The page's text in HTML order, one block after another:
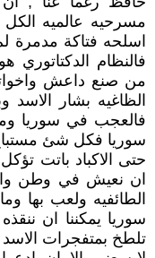
مسرحيه عالميه
اسلحه فتاكة
فالنظام
من صنع داعش
الظاغيه بشار
فالعجب في سوريا
سوريا فكل شئ
حتى الاكباد باتت
ان نعيش في وطن
الطائفيه ولعب بها
سوريا يمكننا ان
تلطخ بمتفجرات